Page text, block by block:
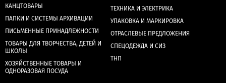
КАНЦТОВАРЫ
ПАПКИ И СИСТЕМЫ АРХИВАЦИИ
ПИСЬМЕННЫЕ ПРИНАДЛЕЖНОСТИ
ТОВАРЫ ДЛЯ ТВОРЧЕСТВА, ДЕТЕЙ И
ШКОЛЫ
ХОЗЯЙСТВЕННЫЕ ТОВАРЫ И
ОДНОРАЗОВАЯ ПОСУДА
ТЕХНИКА И ЭЛЕКТРИКА
УПАКОВКА И МАРКИРОВКА
ОТРАСЛЕВЫЕ ПРЕДЛОЖЕНИЯ
СПЕЦОДЕЖДА И СИЗ
ТНП